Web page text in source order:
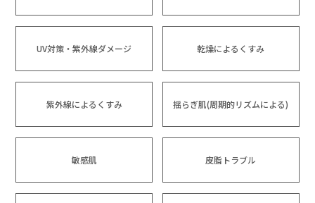
UV対策・紫外線ダメージ 乾燥によるくすみ
紫外線によるくすみ 揺らぎ肌(周期的リズムによる)
敏感肌 皮脂トラブル